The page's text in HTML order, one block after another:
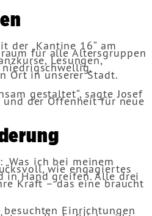
der „Kantine 16“ am
für alle Altersgruppen
Lesungen,
niedrigschwellig,
Ort in unserer Stadt.
gestaltet“, sagte Josef
und der Offenheit für neue
ich bei meinem
wie engagiertes
in Hand greifen. Alle drei
Kraft – das eine braucht
Einrichtungen